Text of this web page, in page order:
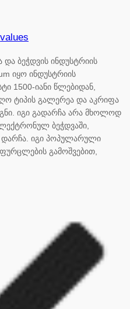
values
ბეჭდვის ინდუსტრიის
იყო ინდუსტრიის
1500-იანი წლებიდან,
ტიპის გალერეა და აკრიფა
იგი გადარჩა არა მხოლოდ
ბეჭდვაში,
იგი პოპულარული
გამოშვებით,